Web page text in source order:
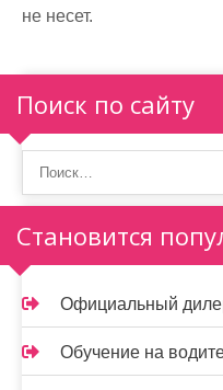
не несет.
Поиск по сайту
Становится
Официальный
Обучение на